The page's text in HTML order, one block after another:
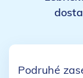
Podruhé